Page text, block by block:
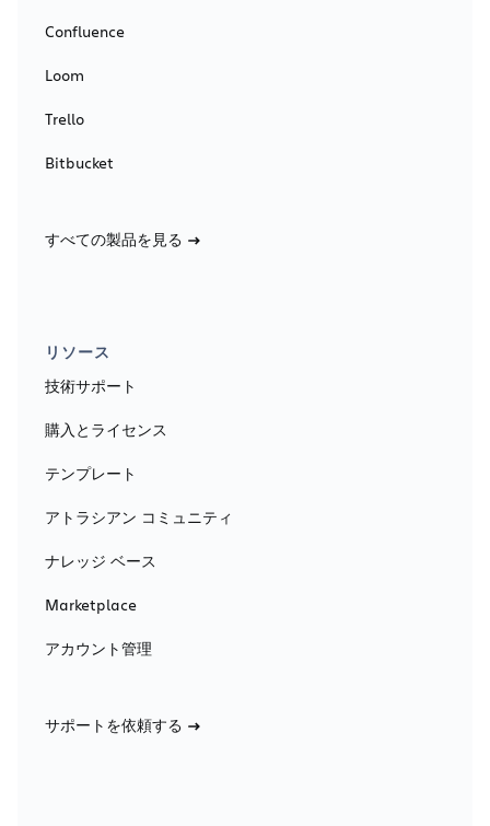
Confluence
Loom
Trello
Bitbucket
すべての製品を見る
リソース
技術サポート
購入とライセンス
テンプレート
アトラシアン コミュニティ
ナレッジ ベース
Marketplace
アカウント管理
サポートを依頼する